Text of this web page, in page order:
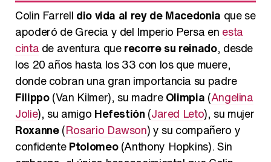
Colin Farrell dio vida al rey de Macedonia que se
apoderó de Grecia y del Imperio Persa en esta
cinta de aventura querecorre su reinado, desde
los 20 años hasta los 33 con los que muere,
donde cobran una gran importancia su padre
Filippo(Van Kilmer), su madreOlimpia (Angelina
Jolie), su amigo Hefestión (Jared Leto), su mujer
Roxanne(Rosario Dawson) y su compañero y
confidentePtolomeo(Anthony Hopkins). Sin